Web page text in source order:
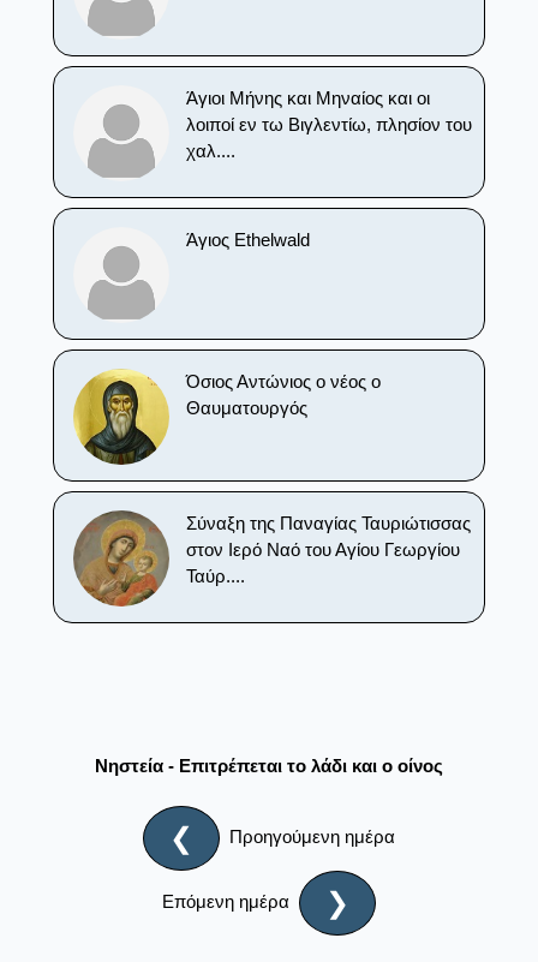
Άγιοι Μήνης και Μηναίος και οι
λοιποί εν τω Βιγλεντίω, πλησίον του
χαλ....
Άγιος Ethelwald
Όσιος Αντώνιος ο νέος ο
Θαυματουργός
Σύναξη της Παναγίας Ταυριώτισσας
στον Ιερό Ναό του Αγίου Γεωργίου
Ταύρ....
Νηστεία - Επιτρέπεται το λάδι και ο οίνος
❮ Προηγούμενη ημέρα
Επόμενη ημέρα ❯